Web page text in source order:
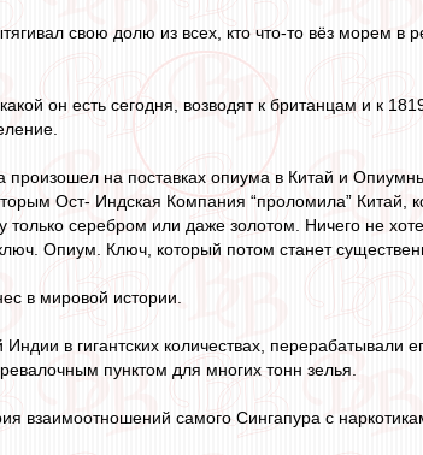
свою долю из всех, кто что-то вёз морем в
он есть сегодня, возводят к британцам и к
произошел на поставках опиума в Китай и
Ост- Индская Компания “проломила” Китай,
только серебром или даже золотом. Ничего не
Опиум. Ключ, который потом станет
в мировой истории.
в гигантских количествах,
пунктом для многих тонн зелья.
взаимоотношений самого Сингапура с